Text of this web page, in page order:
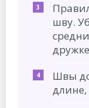
шву.
Швы
длине,